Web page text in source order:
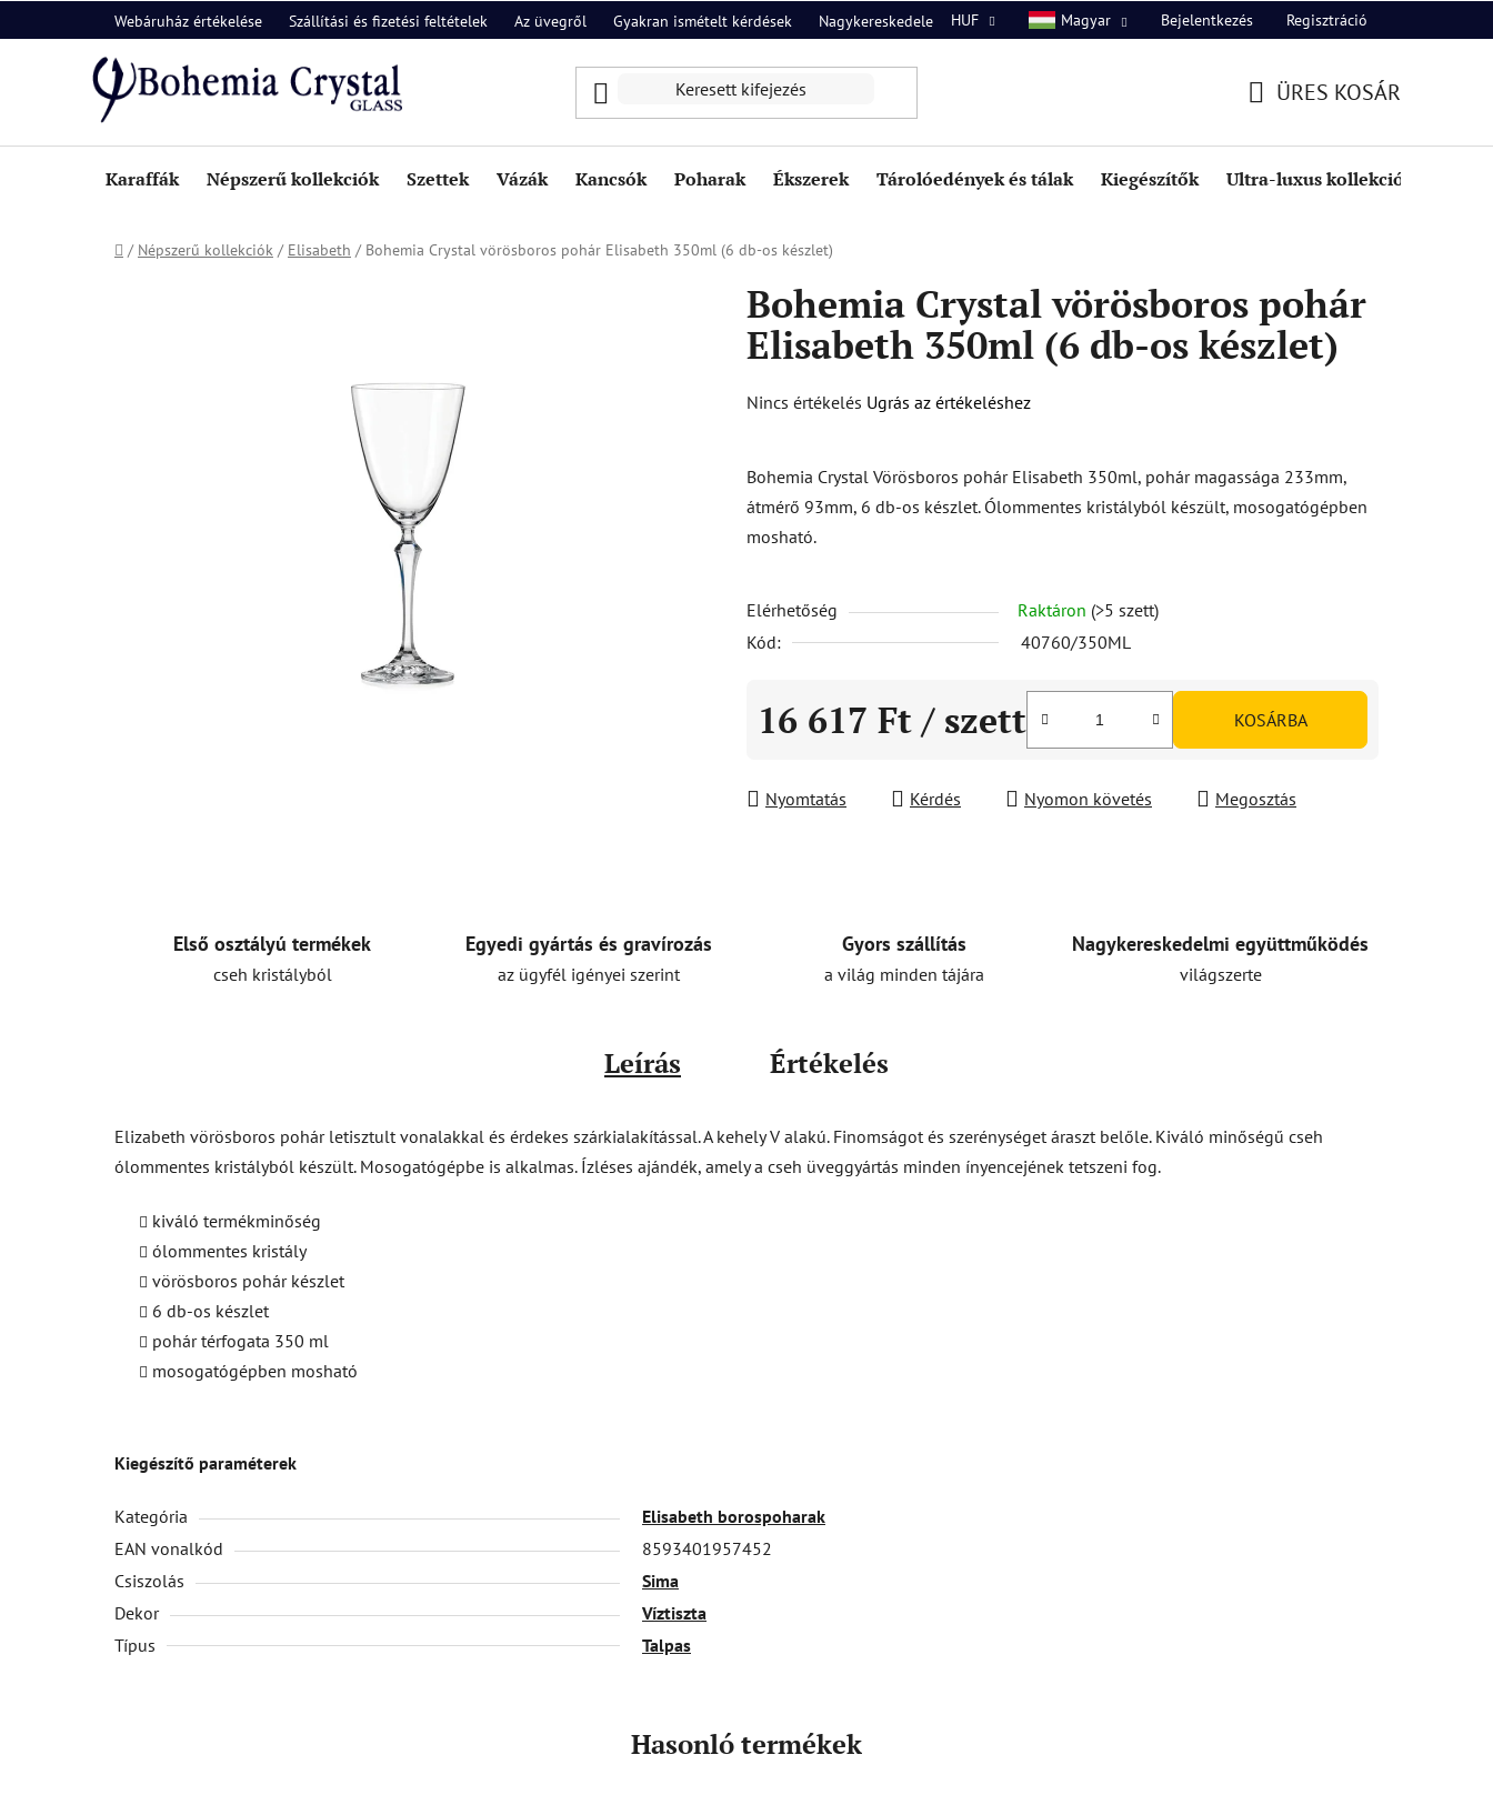
a
Webáruház értékelése Szállítási és fizetési feltételek Az üvegről Gyakran ismételt kérdések Nagykereskedelem Rólunk Kapcsolat
HUF Magyar Bejelentkezés Regisztráció
ÜRES KOSÁR
Karaffák Népszerű kollekciók Szettek Vázák Kancsók Poharak Ékszerek Tárolóedények és tálak Kiegészítők Ultra-luxus kollekció
Kezdőlap
/ Népszerű kollekciók / Elisabeth / Bohemia Crystal vörösboros pohár Elisabeth 350ml (6 db-os készlet)
Bohemia Crystal vörösboros pohár
Elisabeth 350ml (6 db-os készlet)
A
értékelése
5-
ből
csillag.
Nincs értékelés Ugrás az értékeléshez
Bohemia Crystal Vörösboros pohár Elisabeth 350ml, pohár magassága 233mm,
átmérő 93mm, 6 db-os készlet. Ólommentes kristályból készült, mosogatógépben
mosható.
Elérhetőség Raktáron (>5 szett)
Kód:
40760/350ML
16 617 Ft / szett KOSÁRBA
Nyomtatás Kérdés Nyomon követés Megosztás
Első osztályú termékek
cseh kristályból
Egyedi gyártás és gravírozás
az ügyfél igényei szerint
Gyors szállítás
a világ minden tájára
Nagykereskedelmi együttműködés
világszerte
Leírás Értékelés
Elizabeth vörösboros pohár letisztult vonalakkal és érdekes szárkialakítással. A kehely V alakú. Finomságot és szerénységet áraszt belőle. Kiváló minőségű cseh
ólommentes kristályból készült. Mosogatógépbe is alkalmas. Ízléses ajándék, amely a cseh üveggyártás minden ínyencejének tetszeni fog.
kiváló termékminőség
ólommentes kristály
vörösboros pohár készlet
6 db-os készlet
pohár térfogata 350 ml
mosogatógépben mosható
Kiegészítő paraméterek
Kategória
Elisabeth borospoharak
EAN vonalkód
8593401957452
Csiszolás
Sima
Dekor
Víztiszta
Típus
Talpas
Hasonló termékek